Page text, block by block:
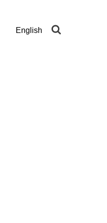
English